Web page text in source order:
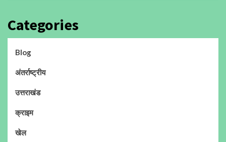
Categories
Blog
अंतर्राष्ट्रीय
उत्तराखंड
क्राइम
खेल